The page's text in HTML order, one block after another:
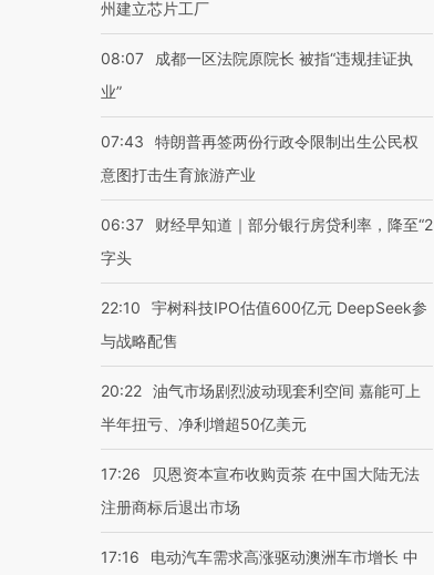
州建立芯片工厂
08:07
成都一区法院原院长 被指“违规挂证执
业”
07:43
特朗普再签两份行政令限制出生公民权
意图打击生育旅游产业
06:37
财经早知道｜部分银行房贷利率，降至“2
字头
22:10
宇树科技IPO估值600亿元 DeepSeek参
与战略配售
20:22 油气市场剧烈波动现套利空间 嘉能可上
半年扭亏、净利增超50亿美元
17:26
贝恩资本宣布收购贡茶 在中国大陆无法
注册商标后退出市场
17:16 电动汽车需求高涨驱动澳洲车市增长 中